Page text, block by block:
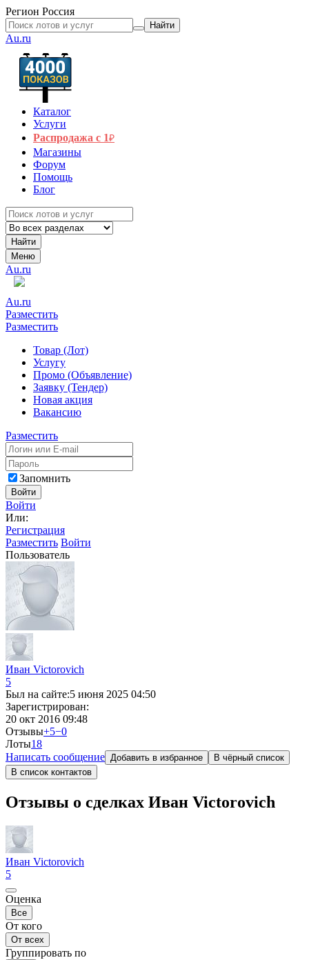
Регион Россия
Найти
Au.ru
Каталог
Услуги
Распродажа с 1₽
Магазины
Форум
Помощь
Блог
Найти
Меню
Au.ru
Au.ru
Разместить
Разместить
Товар (Лот)
Услугу
Промо (Объявление)
Заявку (Тендер)
Новая акция
Вакансию
Разместить
Запомнить
Войти
Войти
Или:
Регистрация
Разместить Войти
Пользователь
Иван Victorovich
5
Был на сайте:5 июня 2025 04:50
Зарегистрирован:
20 окт 2016 09:48
Отзывы+5−0
Лоты18
Написать сообщение Добавить в избранное
В чёрный список
В список контактов
Отзывы о сделках Иван Victorovich
Иван Victorovich
5
Оценка
Все
От кого
От всех
Группировать по